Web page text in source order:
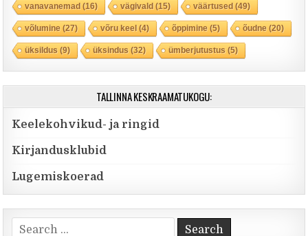
vanavanemad(16) vägivald(15) väärtused(49)
võlumine (27) võru keel(4) õppimine (5) õudne (20)
üksildus (9) üksindus (32) ümberjutustus (5)
TALLINNA KESKRAAMATUKOGU:
Keelekohvikud- ja ringid
Kirjandusklubid
Lugemiskoerad
Search for: